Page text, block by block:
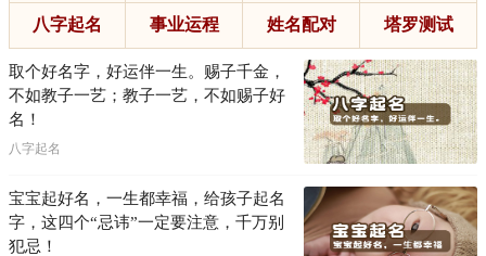
八字起名 事业运程 姓名配对 塔罗测试
取个好名字，好运伴一生。赐子千金，
不如教子一艺；教子一艺，不如赐子好
名！
八字起名
宝宝起好名，一生都幸福，给孩子起名
字，这四个“忌讳”一定要注意，千万别
犯忌！